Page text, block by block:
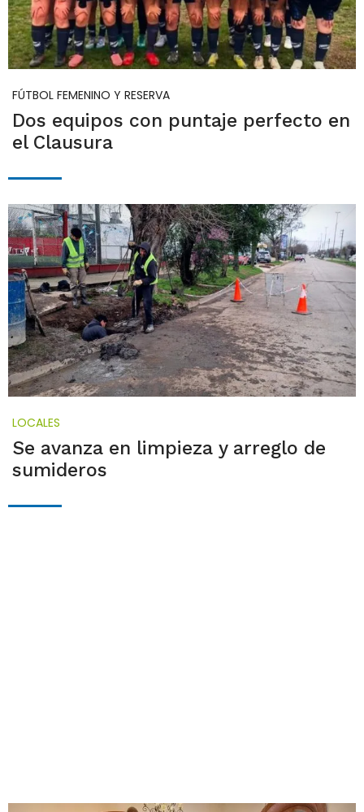
FÚTBOL FEMENINO Y RESERVA
Dos equipos con puntaje perfecto en
el Clausura
LOCALES
Se avanza en limpieza y arreglo de
sumideros